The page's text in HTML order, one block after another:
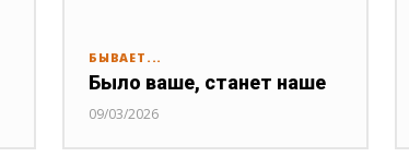
БЫВАЕТ...
Было ваше, станет наше
09/03/2026